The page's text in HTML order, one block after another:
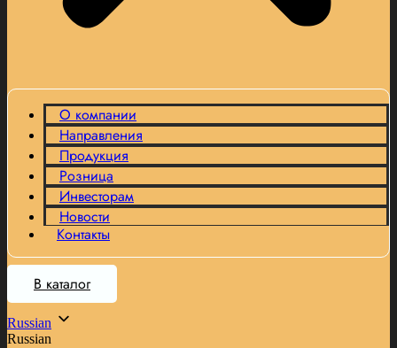
О компании
Направления
Продукция
Розница
Инвесторам
Новости
Контакты
В каталог
Russian
Russian